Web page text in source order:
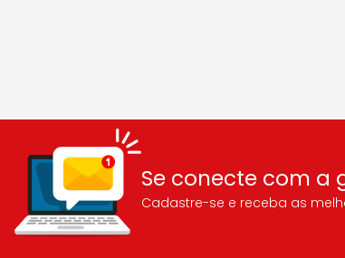
Se conecte com a
Cadastre-se e receba as